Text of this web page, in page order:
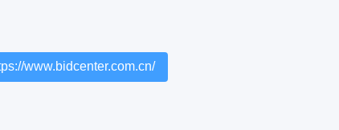
www.bidcenter.com.cn/